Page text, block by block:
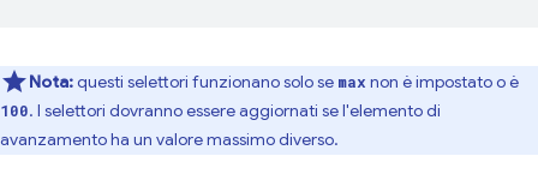
Nota:questi selettori funzionano solo se max non è impostato o è
100. I selettori dovranno essere aggiornati se l'elemento di
avanzamento ha un valore massimo diverso.